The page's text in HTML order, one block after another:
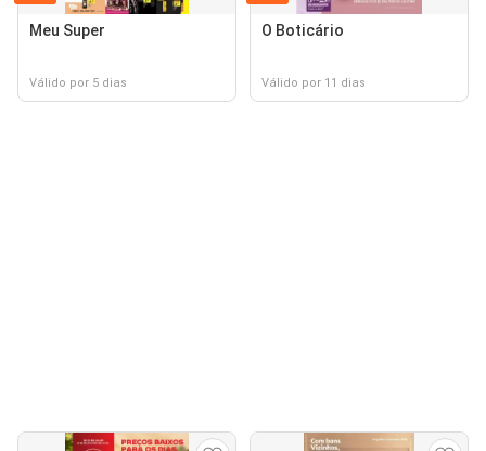
Meu Super
Válido por 5 dias
O Boticário
Válido por 11 dias